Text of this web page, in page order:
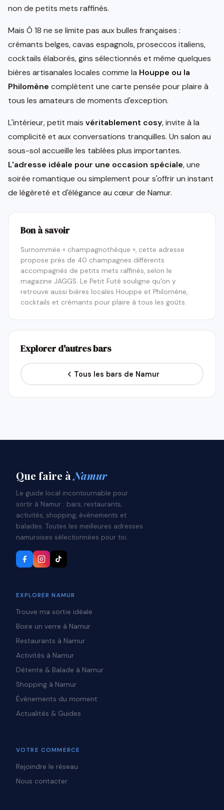
non de petits mets raffinés.
Mais Ô 18 ne se limite pas aux bulles françaises :
crémants belges, cavas espagnols, proseccos italiens,
cocktails élaborés, gins sélectionnés et même quelques
bières artisanales locales comme la Houppe ou la
Philomène complètent une carte pensée pour plaire à
tous les amateurs de moments d'exception.
L'intérieur, petit mais véritablement cosy, invite à la
complicité et aux conversations tranquilles. Un salon au
sous-sol accueille les tablées plus importantes.
L'adresse idéale pour une occasion spéciale, une
soirée romantique ou simplement pour s'offrir un instant
de légèreté et d'élégance au cœur de Namur.
Bon à savoir
Surnommée « champagnothèque », cette adresse
propose près de 40 champagnes différents
accompagnés de petits mets raffinés, selon le
magazine JAGGS. Le Petit Futé souligne qu'on y
retrouve aussi bières locales Houppe et Philomène,
cocktails et crémants pour plaire à tous les goûts.
Explorer d'autres bars
Tous les bars de Namur
Que faire àNamur
Le guide local incontournable pour
sortir à Namur : bars, restaurants,
activités, shopping, événements et
balades. Toutes les meilleures adresses
namuroises sélectionnées pour toi.
EXPLORER NAMUR
Trouve ma sortie idéale
Boire un verre à Namur
Restaurants à Namur
Activités à Namur
Détente & Balade à Namur
Shopping à Namur
Événements du moment
Actualités & Guides
VOTRE COMMERCE
Rejoindre le réseau
Nous contacter